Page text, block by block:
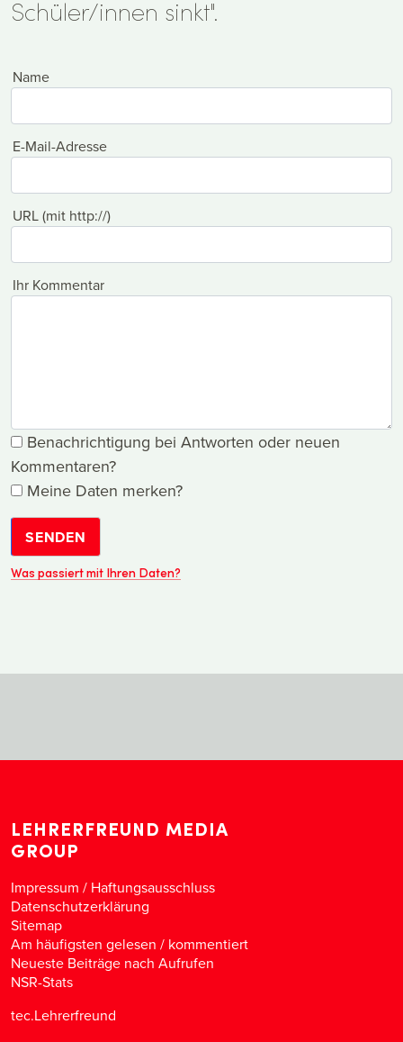
Schüler/innen sinkt".
Name
E-Mail-Adresse
URL (mit http://)
Ihr Kommentar
Benachrichtigung bei Antworten oder neuen
Kommentaren?
Meine Daten merken?
SENDEN
Was passiert mit Ihren Daten?
LEHRERFREUND MEDIA
GROUP
Impressum / Haftungsausschluss
Datenschutzerklärung
Sitemap
Am häufigsten gelesen / kommentiert
Neueste Beiträge nach Aufrufen
NSR-Stats
tec.Lehrerfreund